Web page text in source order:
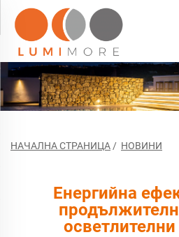
НАЧАЛНА СТРАНИЦА / НОВИНИ
Енергийна